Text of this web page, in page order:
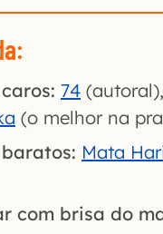
74 (autoral),
(o melhor na
Mata
com brisa do